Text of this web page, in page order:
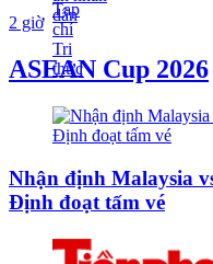
2 giờ
ASEAN Cup 2026
Nhận định Malaysia
Định đoạt tấm vé